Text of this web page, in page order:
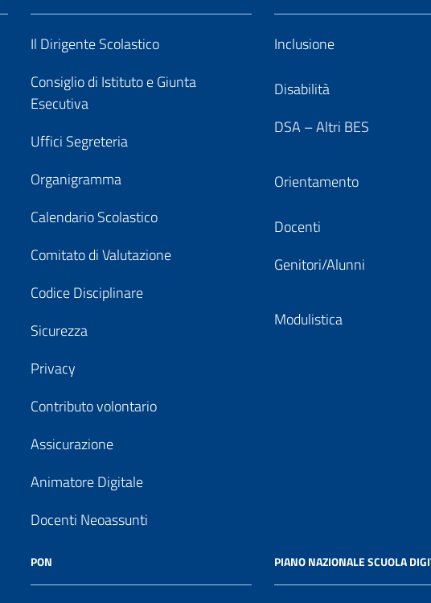
Il Dirigente Scolastico
Consiglio di Istituto e Giunta
Esecutiva
Uffici Segreteria
Organigramma
Calendario Scolastico
Comitato di Valutazione
Codice Disciplinare
Sicurezza
Privacy
Contributo volontario
Assicurazione
Animatore Digitale
Docenti Neoassunti
Inclusione
Disabilità
DSA – Altri BES
Orientamento
Docenti
Genitori/Alunni
Modulistica
PON PIANO NAZIONALE SCUOLA